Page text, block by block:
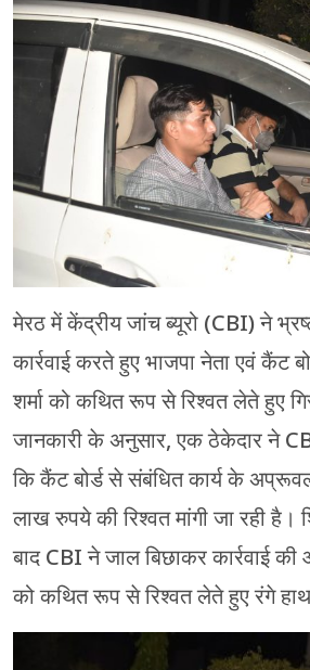
मेरठ में केंद्रीय जांच ब्यूरो (CBI) ने
कार्रवाई करते हुए भाजपा नेता एवं कैंट
शर्मा को कथित रूप से रिश्वत लेते हुए
जानकारी के अनुसार, एक ठेकेदार ने
कि कैंट बोर्ड से संबंधित कार्य के
लाख रुपये की रिश्वत मांगी जा रही
बाद CBI ने जाल बिछाकर कार्रवाई की
को कथित रूप से रिश्वत लेते हुए रंगे
मेरठ
मुरादाबाद
गोरखपुर
प्रयागराज